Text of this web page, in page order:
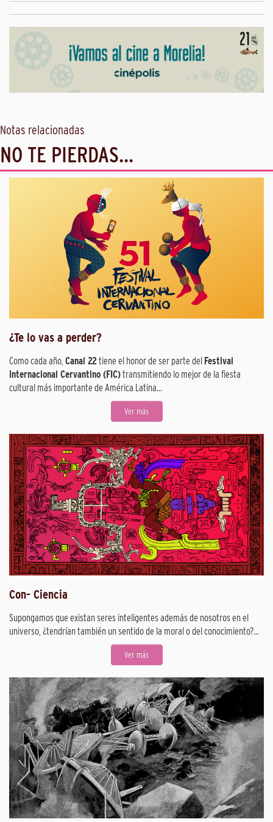
Notas relacionadas
NO TE PIERDAS...
¿Te lo vas a perder?
Como cada año, Canal 22tiene el honor de ser parte del Festival
Internacional Cervantino (FIC)transmitiendo lo mejor de la fiesta
cultural más importante de América Latina...
Ver más
Con- Ciencia
Supongamos que existan seres inteligentes además de nosotros en el
universo, ¿tendrían también un sentido de la moral o del conocimiento?...
Ver más